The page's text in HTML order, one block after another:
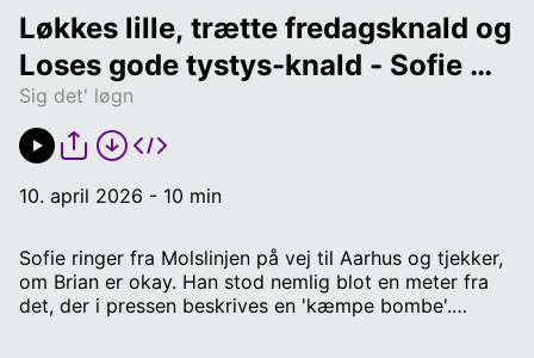
Sig det' løgn
Løkkes lille, trætte fredagsknald og
Loses gode tystys-knald - Sofie
ringer til Brian
10. april 2026 - 10 min
Sofie ringer fra Molslinjen på vej til Aarhus og tjekker,
om Brian er okay. Han stod nemlig blot en meter fra
det, der i pressen beskrives en 'kæmpe bombe'.